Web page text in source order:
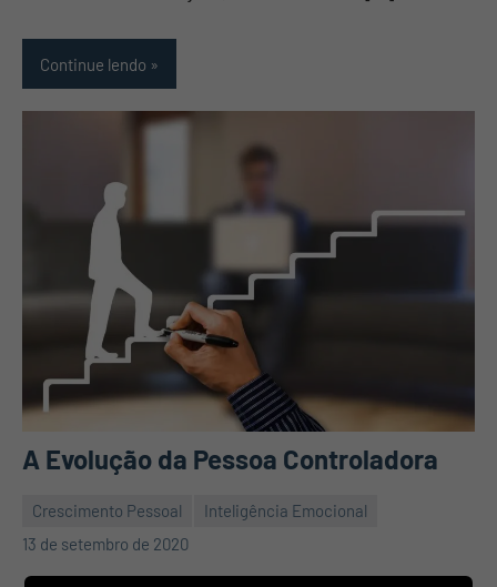
Continue lendo
A Evolução da Pessoa Controladora
Crescimento Pessoal
Inteligência Emocional
13 de setembro de 2020
Mauro
2